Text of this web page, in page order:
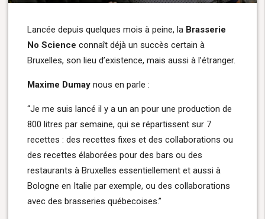
Lancée depuis quelques mois à peine, la Brasserie
No Science connaît déjà un succès certain à
Bruxelles, son lieu d’existence, mais aussi à l’étranger.
Maxime Dumay nous en parle :
“Je me suis lancé il y a un an pour une production de
800 litres par semaine, qui se répartissent sur 7
recettes : des recettes fixes et des collaborations ou
des recettes élaborées pour des bars ou des
restaurants à Bruxelles essentiellement et aussi à
Bologne en Italie par exemple, ou des collaborations
avec des brasseries québecoises.”